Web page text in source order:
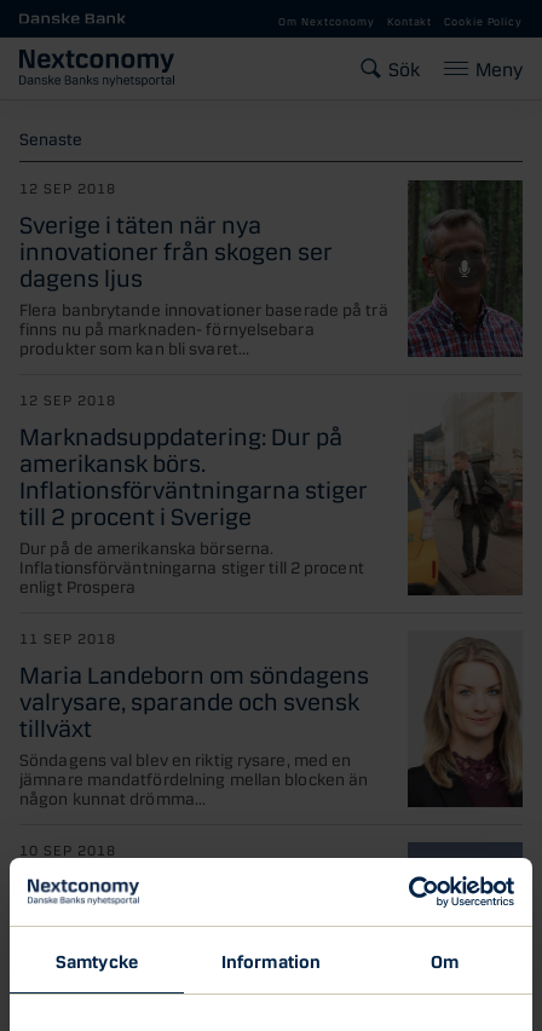
Samtycke Information Om
Gå till huvudinnehåll
Om Nextconomy Kontakt Cookie Policy
Sök Meny
Senaste
12 SEP 2018
Sverige i täten när nya
innovationer från skogen ser
dagens ljus
Flera banbrytande innovationer baserade på trä
finns nu på marknaden- förnyelsebara
produkter som kan bli svaret...
12 SEP 2018
Marknadsuppdatering: Dur på
amerikansk börs.
Inflationsförväntningarna stiger
till 2 procent i Sverige
Dur på de amerikanska börserna.
Inflationsförväntningarna stiger till 2 procent
enligt Prospera
11 SEP 2018
Maria Landeborn om söndagens
valrysare, sparande och svensk
tillväxt
Söndagens val blev en riktig rysare, med en
jämnare mandatfördelning mellan blocken än
någon kunnat drömma...
10 SEP 2018
Market update Danske Bank:
Valrysare – så påverkas svenska
kronan
Efter en valrysare som fortfarande pågår i och
med att förhandsrösterna fortfarande inte är